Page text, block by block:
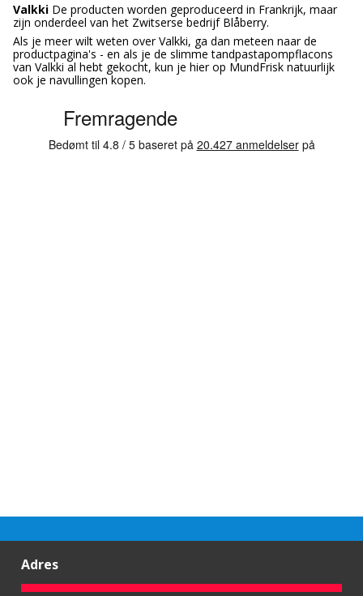
Valkki De producten worden geproduceerd in Frankrijk, maar
zijn onderdeel van het Zwitserse bedrijf Blåberry.
Als je meer wilt weten over Valkki, ga dan meteen naar de
productpagina's - en als je de slimme tandpastapompflacons
van Valkki al hebt gekocht, kun je hier op MundFrisk natuurlijk
ook je navullingen kopen.
Adres